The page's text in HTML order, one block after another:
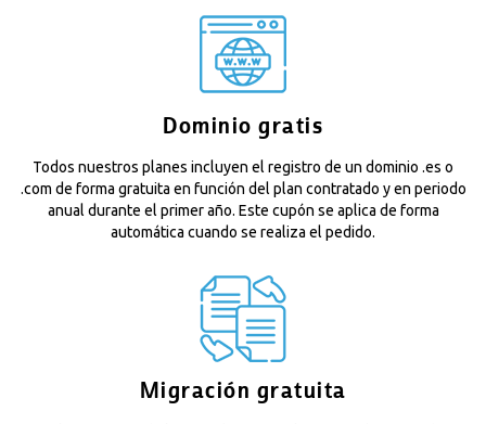
Dominio gratis
Todos nuestros planes incluyen el registro de un dominio .es o
.com de forma gratuita en función del plan contratado y en periodo
anual durante el primer año. Este cupón se aplica de forma
automática cuando se realiza el pedido.
Migración gratuita